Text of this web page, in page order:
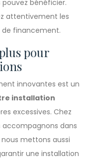
bénéficier.
attentivement les
de financement.
pour
innovantes est un
installation
excessives. Chez
accompagnons dans
mettons aussi
une installation